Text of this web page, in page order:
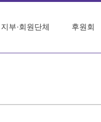
지부·회원단체 후원회